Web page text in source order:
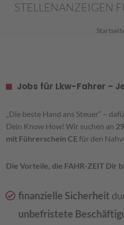
STELLENANZEIGEN
Jobs für Lkw-Fahrer –
„Die beste Hand ans Steuer“ –
Dein Know How! Wir suchen an
mit Führerschein CE für den
Die Vorteile, die FAHR-ZEIT Dir
finanzielle Sicherheit
unbefristete